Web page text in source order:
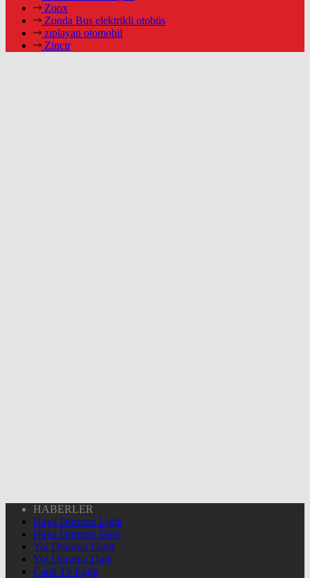
Zoox
Zonda Bus elektrikli otobüs
zıplayan otomobil
Zincir
HABERLER
Hava Durumu Light
Hava Durumu Dark
Yol Durumu Light
Yol Durumu Dark
Canlı Tv Light